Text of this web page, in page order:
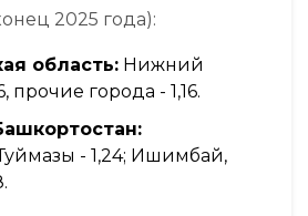
2025 года):
область: Нижний
прочие города - 1,16.
- 1,24; Ишимбай,